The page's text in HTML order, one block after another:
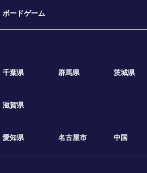
ボードゲーム
千葉県 群馬県 茨城県
滋賀県
愛知県 名古屋市 中国